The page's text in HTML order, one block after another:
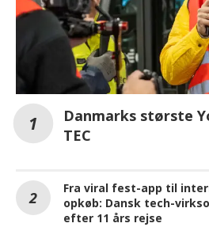
Danmarks største
TEC
Fra viral fest-app til
opkøb: Dansk tech-
efter 11 års rejse